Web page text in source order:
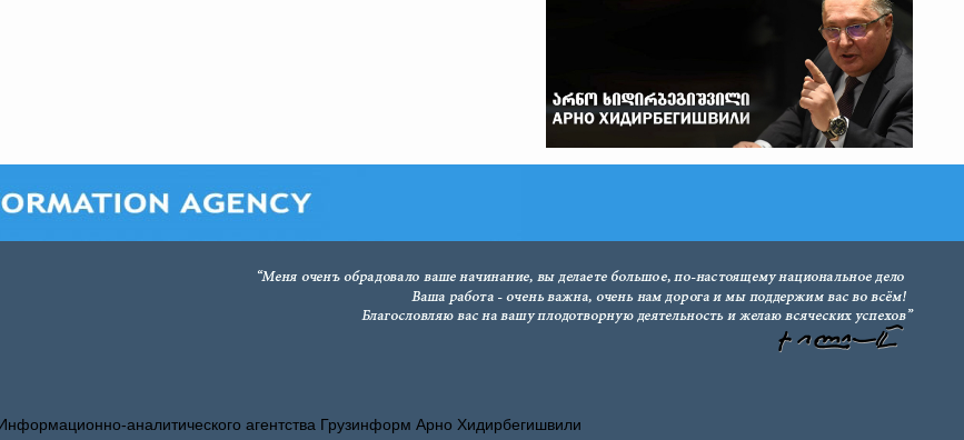
аналитического агентства Грузинформ Арно Хидирбегишвили